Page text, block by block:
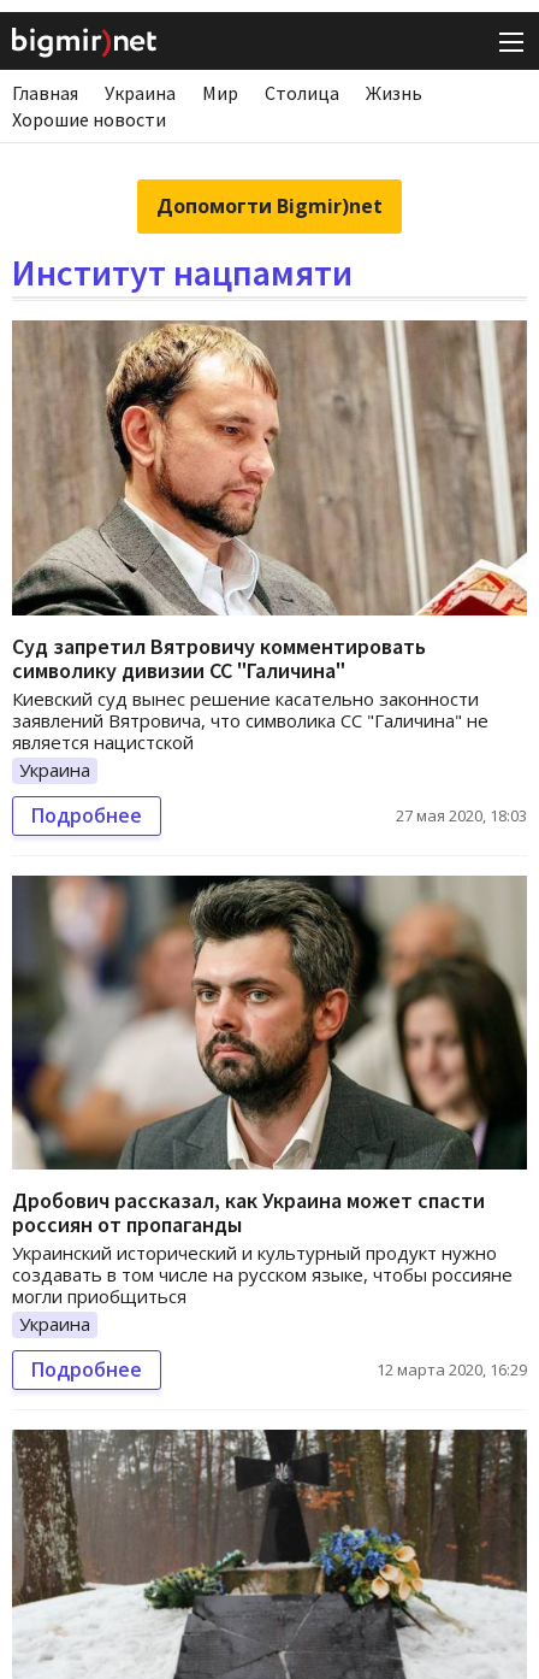
Главная Украина Мир Столица
Жизнь
Хорошие новости
Допомогти Bigmir)net
Институт нацпамяти
Суд запретил Вятровичу комментировать
символику дивизии СС "Галичина"
Киевский суд вынес решение касательно законности
заявлений Вятровича, что символика СС "Галичина" не
является нацистской
Украина
Подробнее 27 мая 2020, 18:03
Дробович рассказал, как Украина может спасти
россиян от пропаганды
Украинский исторический и культурный продукт нужно
создавать в том числе на русском языке, чтобы россияне
могли приобщиться
Украина
Подробнее 12 марта 2020, 16:29